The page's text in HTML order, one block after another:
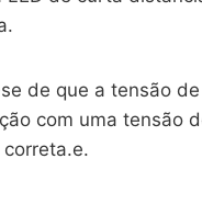
de que a tensão
com uma tensão